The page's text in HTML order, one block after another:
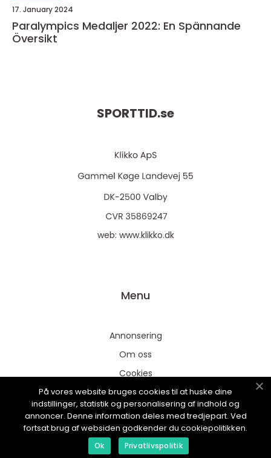
17. January 2024
Paralympics Medaljer 2022: En Spännande
Översikt
SPORTTID.se
web: www.klikko.dk
Menu
Annonsering
Om oss
Cookies
Kontakta oss
Sitemap
På vores website bruges cookies til at huske dine
indstillinger, statistik og personalisering af indhold og
annoncer. Denne information deles med tredjepart. Ved
fortsat brug af websiden godkender du cookiepolitikken.
Ok Privatlivspolitik